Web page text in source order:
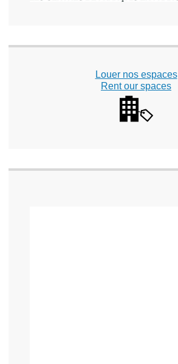
Louer nos espaces
Rent our spaces